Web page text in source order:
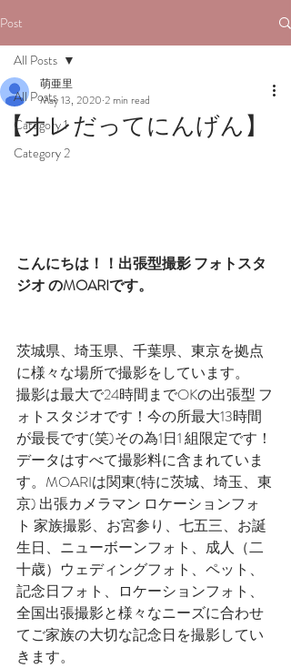
Post
All Posts
Category 1
Category 2
All Posts
【オレだってにんげん】
萌亜里
May 13, 2020 2 min read
こんにちは！！出張型撮影 フォトスタ
ジオ のMOARIです。
茨城県、埼玉県、千葉県、東京を拠点
に様々な場所で撮影をしています。
撮影は最大で24時間までOKの出張型 フ
ォトスタジオです！今の所最大13時間
が最長です(笑)その為1日1 組限定です！
データはすべて撮影料に含まれていま
す。MOARIは関東(特に茨城、埼玉、東
京) 出張カメラマン ロケーションフォ
ト 家族撮影、お宮参り、七五三、お誕
生日、ニューボーンフォト、成人（二
十歳）ウェディングフォト、ペット、
記念日フォト、ロケーションフォト、​
全国出張撮影と様々なニーズに合わせ
てご家族の大切な記念日を撮影してい
きます。